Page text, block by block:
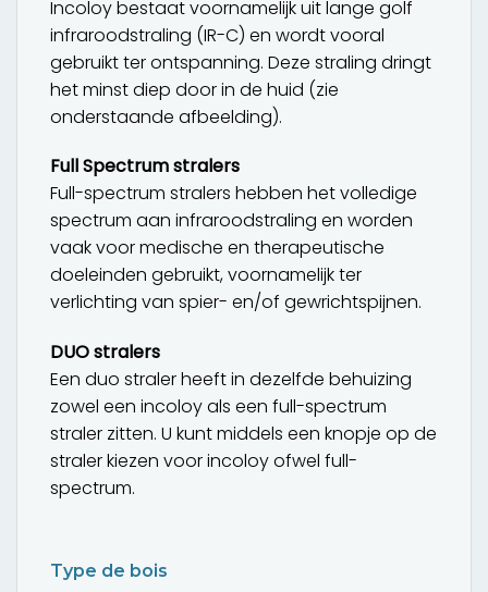
Incoloy bestaat voornamelijk uit lange golf
infraroodstraling (IR-C) en wordt vooral
gebruikt ter ontspanning. Deze straling dringt
het minst diep door in de huid (zie
onderstaande afbeelding).
Full Spectrum stralers
Full-spectrum stralers hebben het volledige
spectrum aan infraroodstraling en worden
vaak voor medische en therapeutische
doeleinden gebruikt, voornamelijk ter
verlichting van spier- en/of gewrichtspijnen.
DUO stralers
Een duo straler heeft in dezelfde behuizing
zowel een incoloy als een full-spectrum
straler zitten. U kunt middels een knopje op de
straler kiezen voor incoloy ofwel full-
spectrum.
Type de bois